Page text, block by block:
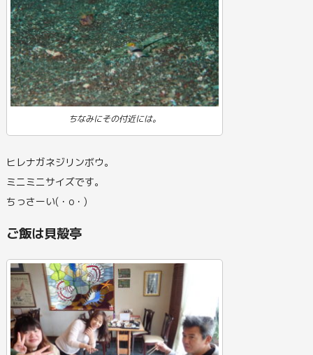
ちなみにその付近には。
ヒレナガネジリンボウ。
ミニミニサイズです。
ちっさーい(・o・)
ご飯は貝殻亭